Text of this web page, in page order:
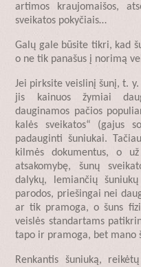
artimos kraujomaišos,
sveikatos pokyčiais…
Galų gale būsite tikri, kad
o ne tik panašus į norimą
Jei pirksite veislinį šunį, t.
jis kainuos žymiai
dauginamos pačios
kalės sveikatos“ (gajus
padauginti šuniukai.
kilmės dokumentus, o
atsakomybę, šunų
dalykų, lemiančių
parodos, priešingai nei
ar tik pramoga, o šuns
veislės standartams
tapo ir pramoga, bet mano
Renkantis šuniuką,